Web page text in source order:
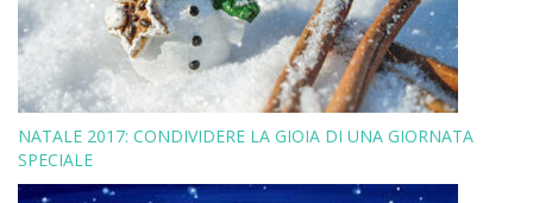
NATALE 2017: CONDIVIDERE LA GIOIA DI UNA GIORNATA
SPECIALE